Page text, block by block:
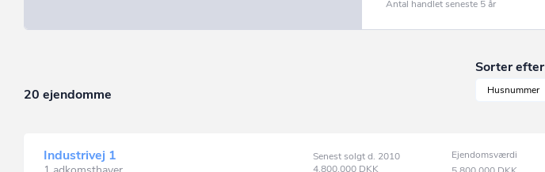
Antal handlet seneste 5 år
20 ejendomme
Sorter efter
Husnummer
Industrivej 1
Senest solgt d. 2010
4.800.000 DKK
Ejendomsværdi